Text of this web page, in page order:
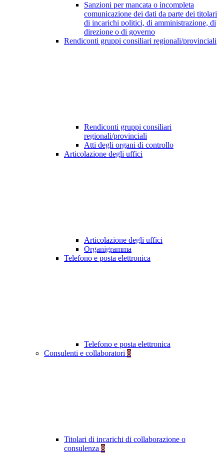
Sanzioni per mancata o incompleta
comunicazione dei dati da parte dei titolari
di incarichi politici, di amministrazione, di
direzione o di governo
Rendiconti gruppi consiliari regionali/provinciali
Rendiconti gruppi consiliari
regionali/provinciali
Atti degli organi di controllo
Articolazione degli uffici
Articolazione degli uffici
Organigramma
Telefono e posta elettronica
Telefono e posta elettronica
Consulenti e collaboratori 8
Titolari di incarichi di collaborazione o
consulenza 8